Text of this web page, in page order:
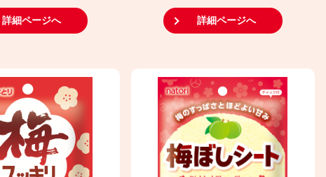
詳細ページへ 詳細ページへ